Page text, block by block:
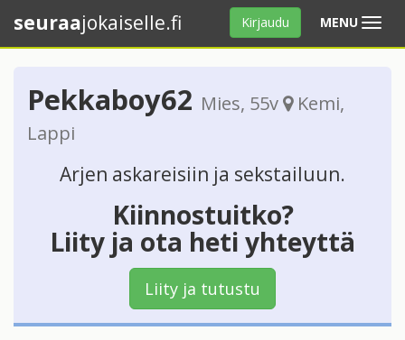
MENU Avaa
valikko
seuraajokaiselle.fi Kirjaudu
Pekkaboy62 Mies, 55v Kemi,
Lappi
Arjen askareisiin ja sekstailuun.
Kiinnostuitko?
Liity ja ota heti yhteyttä
Liity ja tutustu